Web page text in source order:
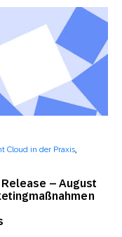
– August
Cloud in der Praxis,